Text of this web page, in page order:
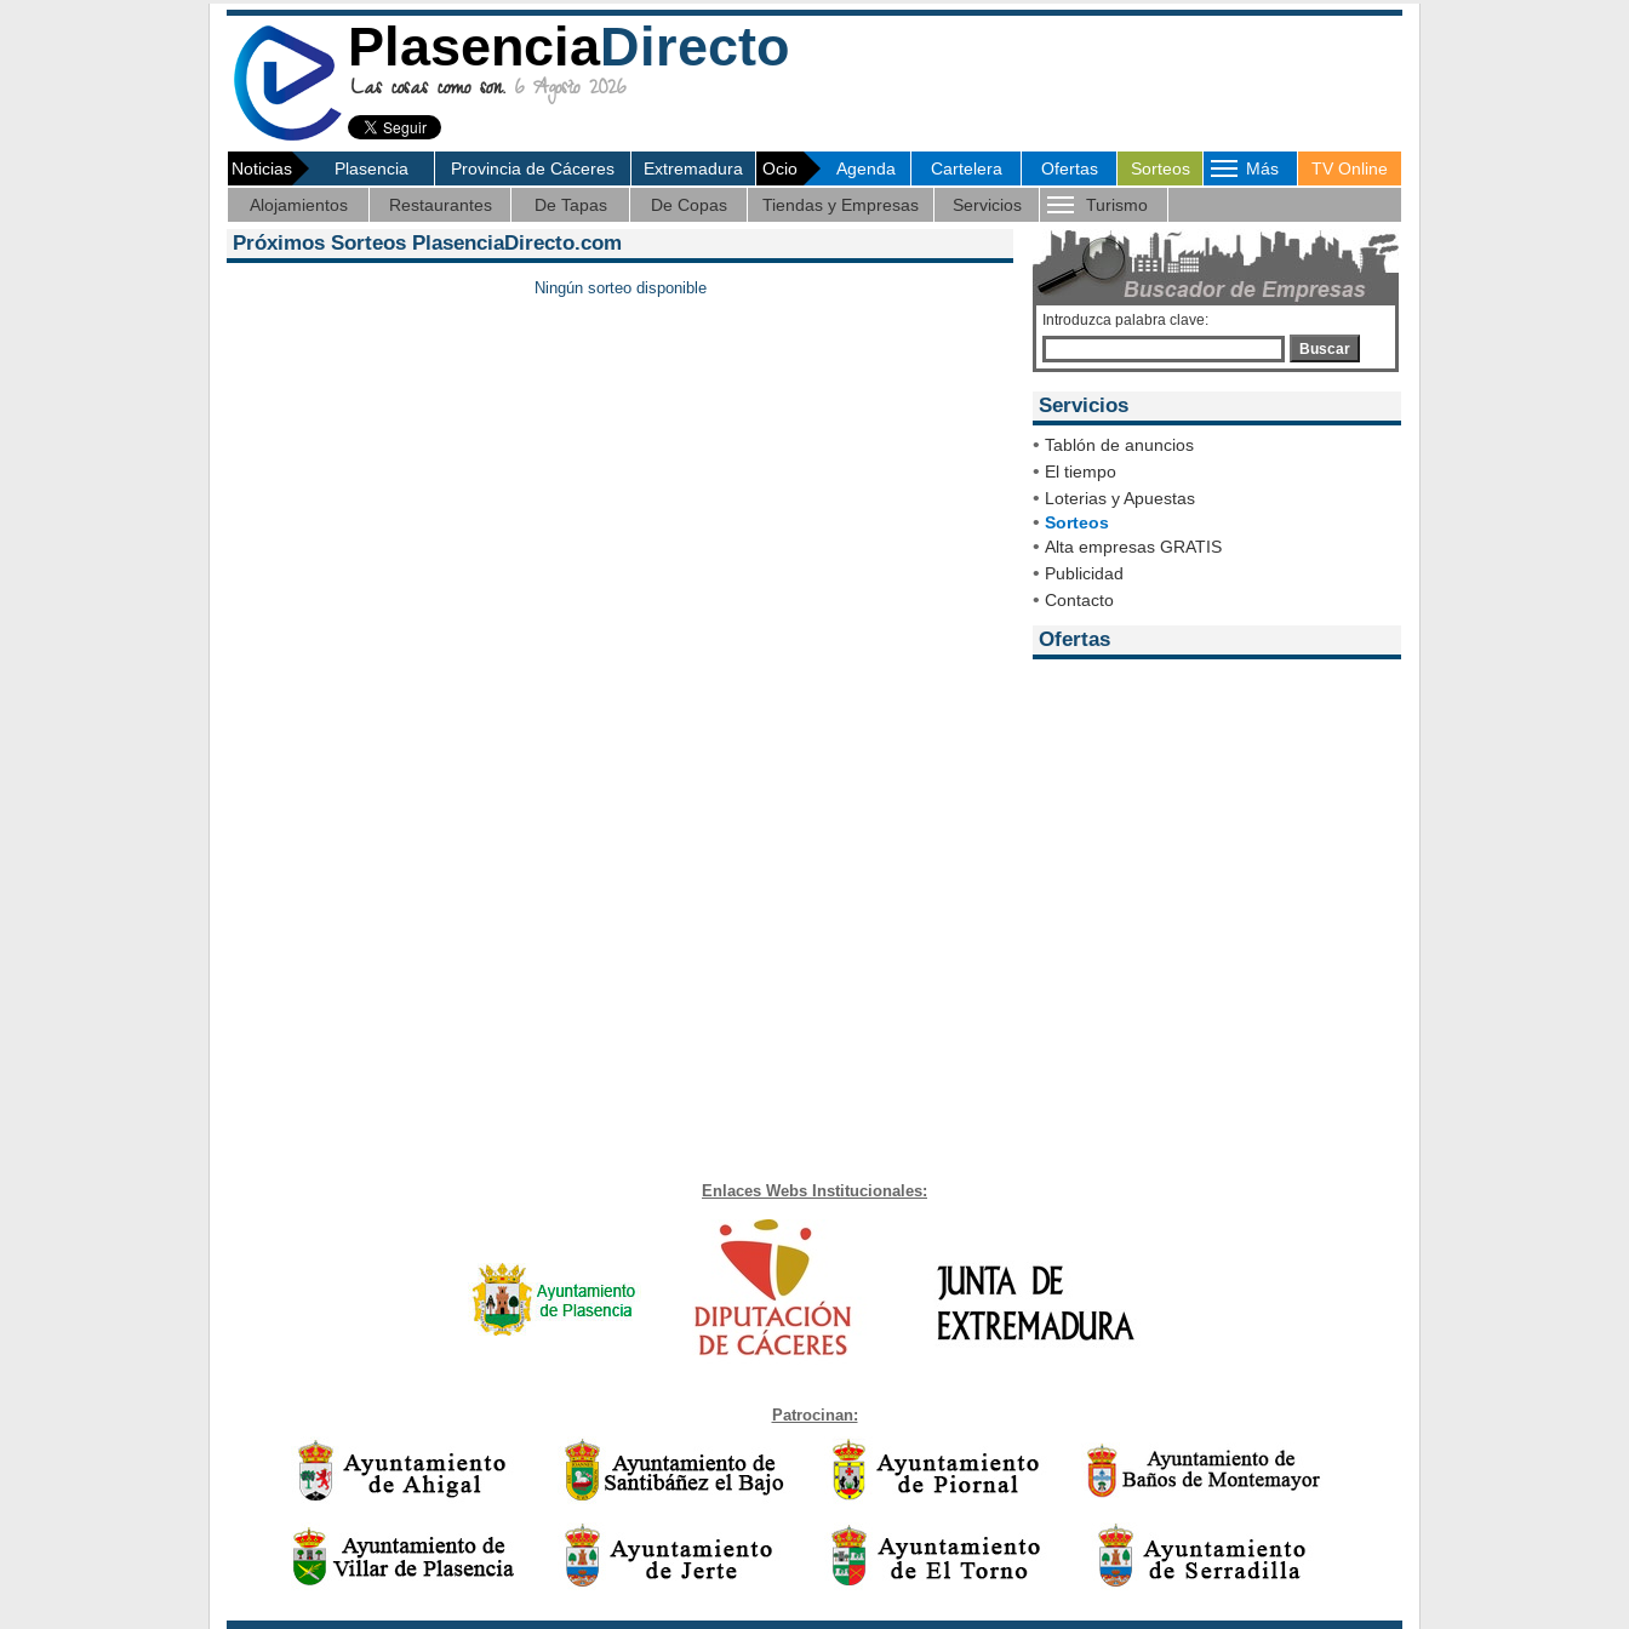
PlasenciaDirecto
Las cosas como son. 6 Agosto 2026
Noticias Plasencia Provincia de Cáceres Extremadura Ocio Agenda Cartelera Ofertas Sorteos Más
TV Online
Alojamientos
Restaurantes De Tapas De Copas Tiendas y Empresas Servicios Turismo
Próximos Sorteos PlasenciaDirecto.com
Ningún sorteo disponible
Introduzca palabra clave:
Buscar
Servicios
• Tablón de anuncios
• El tiempo
• Loterias y Apuestas
• Sorteos
• Alta empresas GRATIS
• Publicidad
• Contacto
Ofertas
Enlaces Webs Institucionales:
Patrocinan: